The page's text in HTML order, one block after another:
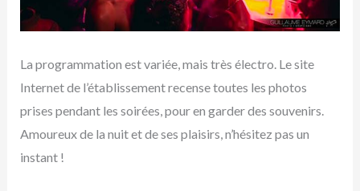
La programmation est variée, mais très électro. Le site
Internet de l’établissement recense toutes les photos
prises pendant les soirées, pour en garder des souvenirs.
Amoureux de la nuit et de ses plaisirs, n’hésitez pas un
instant !